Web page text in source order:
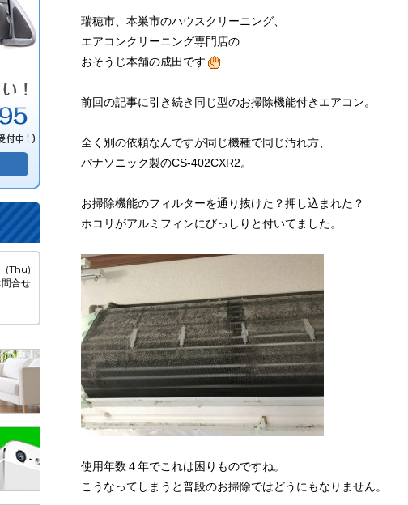
瑞穂市、本巣市のハウスクリーニング、
エアコンクリーニング専門店の
おそうじ本舗の成田です
前回の記事に引き続き同じ型のお掃除機能付きエアコン。
全く別の依頼なんですが同じ機種で同じ汚れ方、
パナソニック製のCS-402CXR2。
お掃除機能のフィルターを通り抜けた？押し込まれた？
ホコリがアルミフィンにびっしりと付いてました。
使用年数４年でこれは困りものですね。
こうなってしまうと普段のお掃除ではどうにもなりません。
(Thu)
合せ